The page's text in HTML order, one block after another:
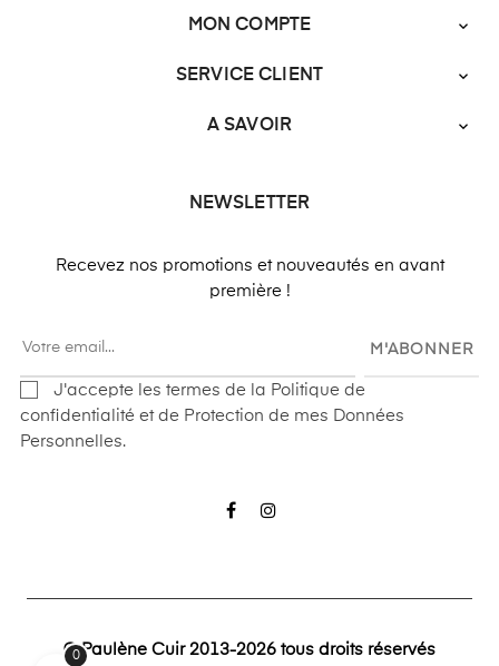
MON COMPTE 
SERVICE CLIENT 
A SAVOIR 
NEWSLETTER
Recevez nos promotions et nouveautés en avant
première !
M'ABONNER
J'accepte les termes de la Politique de
confidentialité et de Protection de mes Données
Personnelles.
Facebook
© Paulène Cuir 2013-2026 tous droits réservés
0